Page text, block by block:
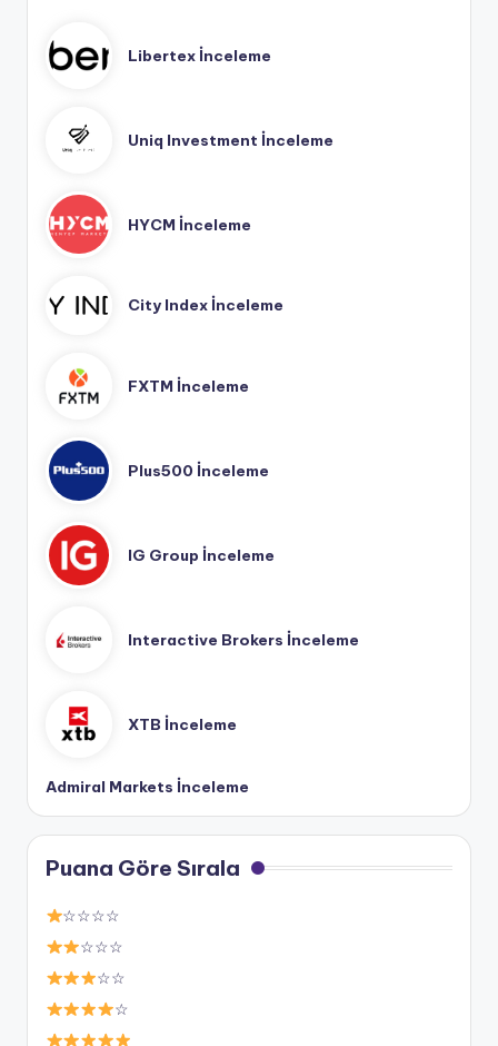
Libertex İnceleme
Uniq Investment İnceleme
HYCM İnceleme
City Index İnceleme
FXTM İnceleme
Plus500 İnceleme
IG Group İnceleme
Interactive Brokers İnceleme
XTB İnceleme
Admiral Markets İnceleme
Puana Göre Sırala
☆☆☆☆
☆☆☆
☆☆
☆